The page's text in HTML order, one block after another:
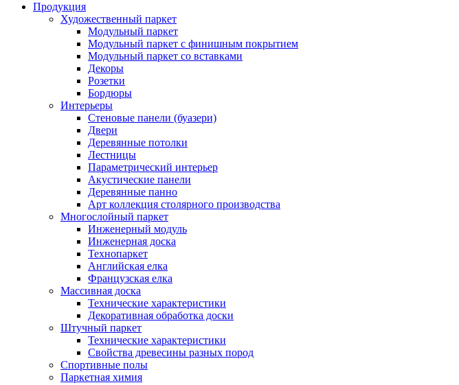
Продукция
Художественный паркет
Модульный паркет
Модульный паркет с финишным покрытием
Модульный паркет со вставками
Декоры
Розетки
Бордюры
Интерьеры
Стеновые панели (буазери)
Двери
Деревянные потолки
Лестницы
Параметрический интерьер
Акустические панели
Деревянные панно
Арт коллекция столярного производства
Многослойный паркет
Инженерный модуль
Инженерная доска
Технопаркет
Английская елка
Французская елка
Массивная доска
Технические характеристики
Декоративная обработка доски
Штучный паркет
Технические характеристики
Свойства древесины разных пород
Спортивные полы
Паркетная химия